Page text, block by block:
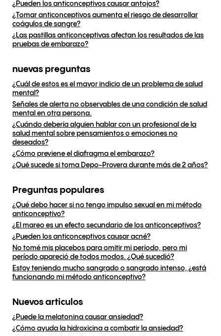
¿Pueden los anticonceptivos causar antojos?
¿Tomar anticonceptivos aumenta el riesgo de desarrollar
coágulos de sangre?
¿Las pastillas anticonceptivas afectan los resultados de las
pruebas de embarazo?
nuevas preguntas
¿Cuál de estos es el mayor indicio de un problema de salud
mental?
Señales de alerta no observables de una condición de salud
mental en otra persona.
¿Cuándo debería alguien hablar con un profesional de la
salud mental sobre pensamientos o emociones no
deseados?
¿Cómo previene el diafragma el embarazo?
¿Qué sucede si toma Depo-Provera durante más de 2 años?
Preguntas populares
¿Qué debo hacer si no tengo impulso sexual en mi método
anticonceptivo?
¿El mareo es un efecto secundario de los anticonceptivos?
¿Pueden los anticonceptivos causar acné?
No tomé mis placebos para omitir mi período, pero mi
período apareció de todos modos. ¿Qué sucedió?
Estoy teniendo mucho sangrado o sangrado intenso, ¿está
funcionando mi método anticonceptivo?
Nuevos articulos
¿Puede la melatonina causar ansiedad?
¿Cómo ayuda la hidroxicina a combatir la ansiedad?